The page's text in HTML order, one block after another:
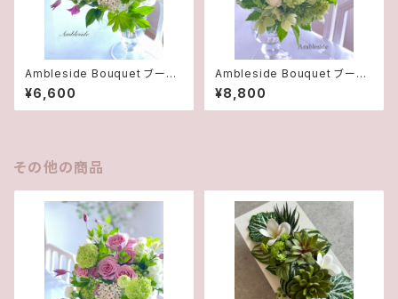
Ambleside Bouquet ブーケ
S
¥6,600
Ambleside Bouquet ブーケ
M
¥8,800
その他の商品